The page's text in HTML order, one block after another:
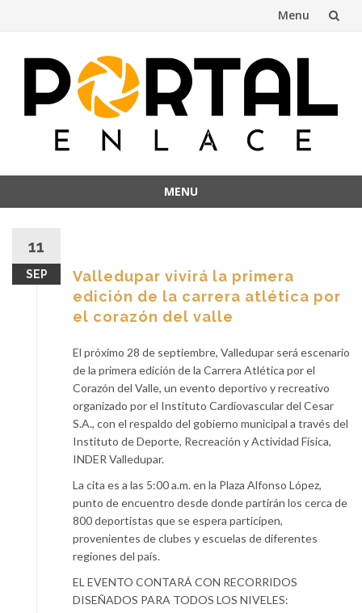
Menu
content
MENU
content
11
SEP
Valledupar vivirá la primera
edición de la carrera atlética por
el corazón del valle
El próximo 28 de septiembre, Valledupar será escenario
de la primera edición de la Carrera Atlética por el
Corazón del Valle, un evento deportivo y recreativo
organizado por el Instituto Cardiovascular del Cesar
S.A., con el respaldo del gobierno municipal a través del
Instituto de Deporte, Recreación y Actividad Física,
INDER Valledupar.
La cita es a las 5:00 a.m. en la Plaza Alfonso López,
punto de encuentro desde donde partirán los cerca de
800 deportistas que se espera participen,
provenientes de clubes y escuelas de diferentes
regiones del país.
EL EVENTO CONTARÁ CON RECORRIDOS
DISEÑADOS PARA TODOS LOS NIVELES: